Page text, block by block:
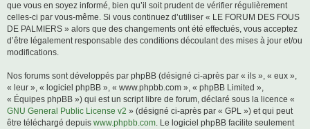
que vous en soyez informé, bien qu’il soit prudent de vérifier régulièrement
celles-ci par vous-même. Si vous continuez d’utiliser « LE FORUM DES FOUS
DE PALMIERS » alors que des changements ont été effectués, vous acceptez
d’être légalement responsable des conditions découlant des mises à jour et/ou
modifications.
Nos forums sont développés par phpBB (désigné ci-après par « ils », « eux »,
« leur », « logiciel phpBB », « www.phpbb.com », « phpBB Limited »,
« Équipes phpBB ») qui est un script libre de forum, déclaré sous la licence «
GNU General Public License v2 » (désigné ci-après par « GPL ») et qui peut
être téléchargé depuis www.phpbb.com. Le logiciel phpBB facilite seulement